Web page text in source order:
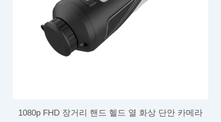
1080p FHD 장거리 핸드 헬드 열 화상 단안 카메라